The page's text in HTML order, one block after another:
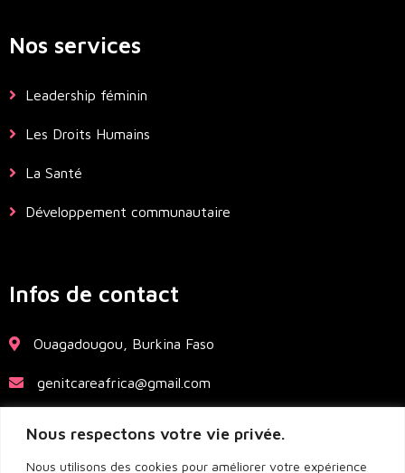
Nous respectons votre vie privée.
Nous utilisons des cookies pour améliorer votre expérience
Nos services
Leadership féminin
Les Droits Humains
La Santé
Développement communautaire
Infos de contact
Ouagadougou, Burkina Faso
genitcareafrica@gmail.com